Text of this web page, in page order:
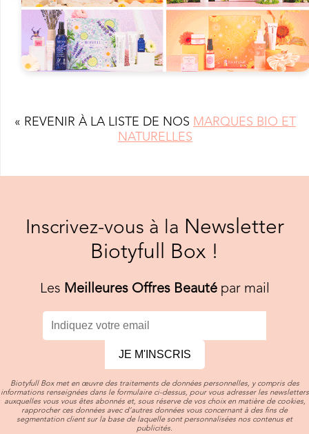
« REVENIR À LA LISTE DE NOS MARQUES BIO ET
NATURELLES
Inscrivez-vous à la Newsletter
Biotyfull Box !
Les Meilleures Offres Beautépar mail
JE M'INSCRIS
Biotyfull Box met en œuvre des traitements de données personnelles, y compris des
informations renseignées dans le formulaire ci-dessus, pour vous adresser les newsletters
auxquelles vous vous êtes abonnés et, sous réserve de vos choix en matière de cookies,
rapprocher ces données avec d’autres données vous concernant à des fins de
segmentation client sur la base de laquelle sont personnalisées nos contenus et
publicités.